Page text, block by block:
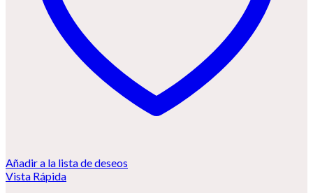
Añadir a la lista de deseos
Vista Rápida